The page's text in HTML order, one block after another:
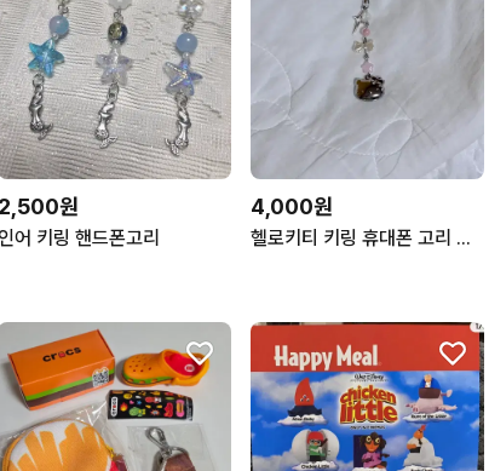
2,500원
어 키링 핸드폰고리
4,000원
헬로키티 키링 휴대폰 고리 키링